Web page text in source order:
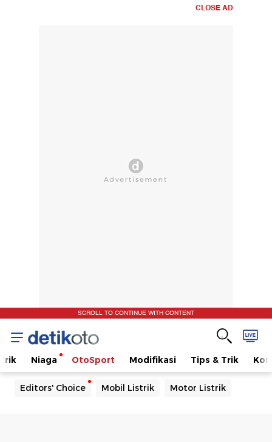
CLOSE AD
SCROLL TO CONTINUE WITH CONTENT
Niaga OtoSport Modifikasi Tips & Trik
Editors' Choice Mobil Listrik Motor Listrik